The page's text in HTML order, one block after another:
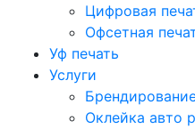
Цифровая
Офсетная
Уф печать
Услуги
Оклейка авто